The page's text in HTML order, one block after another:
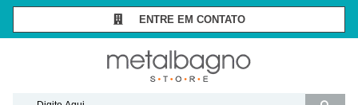
ENTRE EM CONTATO
SÃO PAULO - (11) 3081-7006
RIO DE JANEIRO -
(21) 2294-8091
(11) 99467-1909